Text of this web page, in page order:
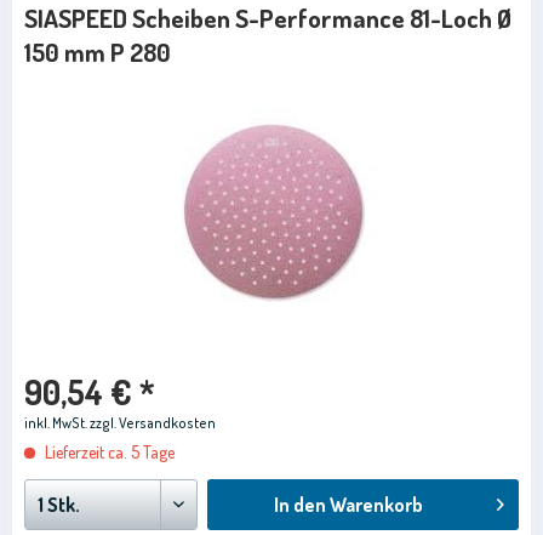
SIASPEED Scheiben S-Performance 81-Loch Ø
150 mm P 280
90,54 € *
inkl. MwSt.zzgl. Versandkosten
Lieferzeit ca. 5 Tage
In den Warenkorb